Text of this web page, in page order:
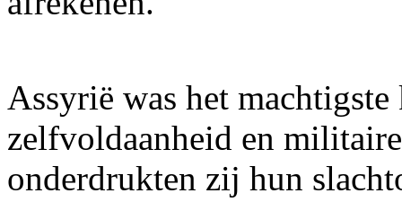
Assyrië was het
zelfvoldaanheid en
onderdrukten zij hun